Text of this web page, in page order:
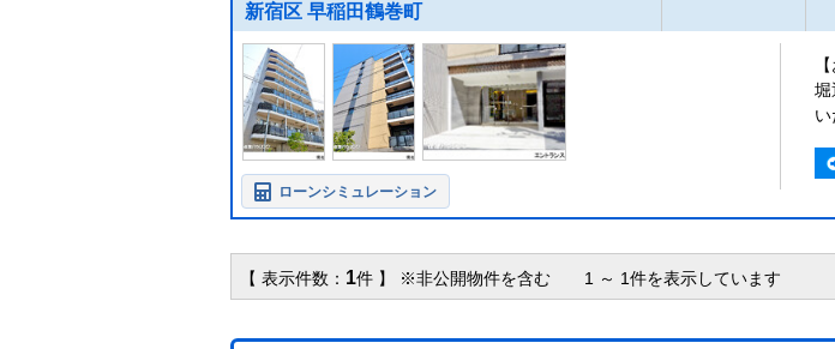
新宿区 早稲田鶴巻町
堀
ローンシミュレーション
【 表示件数： 1件 】 ※非公開物件を含む 1 ～ 1件を表示しています